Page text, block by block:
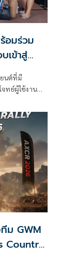
อมร่วม
เข้าสู่
ยนต์ที่มี
ย์ผู้ใช้งานทุก
ม GWM
Country